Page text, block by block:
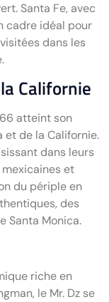
Santa Fe, avec
cadre idéal pour
dans les
Californie
atteint son
et de la Californie.
dans leurs
et
du périple en
des
Santa Monica.
riche en
le Mr. Dz se